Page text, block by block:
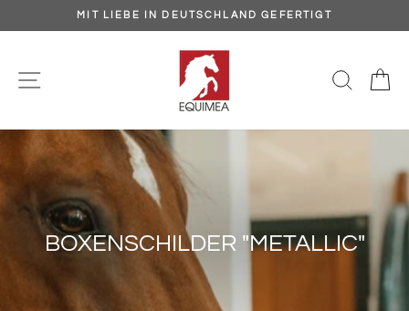
Pause
Diashow
MIT LIEBE IN DEUTSCHLAND GEFERTIGT
SEITENNAVIGATION
BOXENSCHILDER "METALLIC"